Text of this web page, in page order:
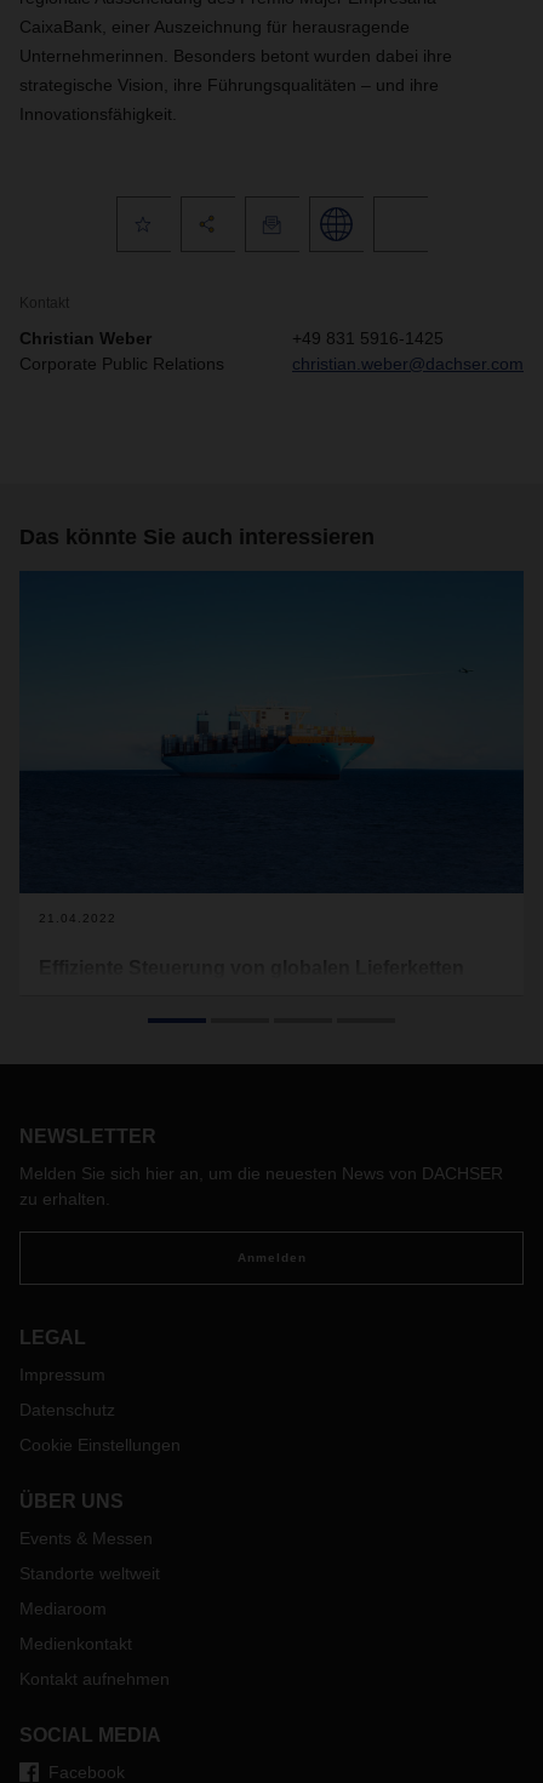
CaixaBank, einer Auszeichnung für herausragende
Unternehmerinnen. Besonders betont wurden dabei ihre
strategische Vision, ihre Führungsqualitäten – und ihre
Innovationsfähigkeit.
Kontakt
Christian Weber
Corporate Public Relations
+49 831 5916-1425
christian.weber@dachser.com
Das könnte Sie auch interessieren
21.04.2022
hohem manuellem Aufwand und Abstimmungen mit
zur effizienteren Steuerung ihrer internationalen
NEWSLETTER
Melden Sie sich hier an, um die neuesten News von DACHSER
zu erhalten.
Anmelden
LEGAL
Impressum
Datenschutz
Cookie Einstellungen
ÜBER UNS
Events & Messen
Standorte weltweit
Mediaroom
Medienkontakt
Kontakt aufnehmen
SOCIAL MEDIA
Facebook